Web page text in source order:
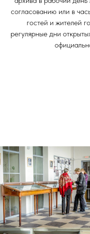
согласованию или в
гостей и жителей
регулярные дни